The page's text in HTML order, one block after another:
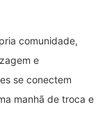
comunidade,
e
se conectem
manhã de troca e